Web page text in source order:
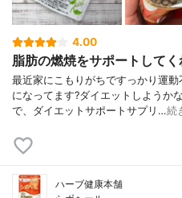
4.00
脂肪の燃焼をサポートしてく
最近家にこもりがちですっかり運
になってます?ダイエットしようか
で、ダイエットサポートサプリ…続
ハーブ健康本舗